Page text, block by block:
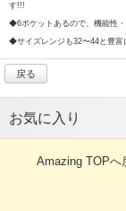
す!!!
◆6ポケットあるので、機能性
◆サイズレンジも32〜44と豊
戻る
お気に入り
Amazing TOPへ